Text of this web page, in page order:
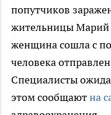
попутчиков
жительницы Марий
женщина сошла с
человека
Специалисты
этом сообщаютна